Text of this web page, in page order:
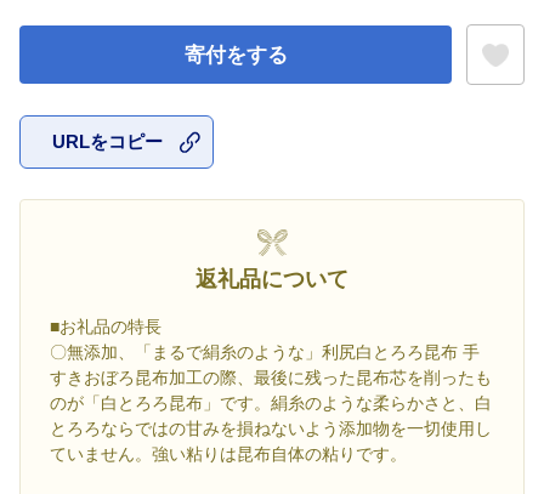
寄付をする
URLをコピー
返礼品について
■お礼品の特長
〇無添加、「まるで絹糸のような」利尻白とろろ昆布 手
すきおぼろ昆布加工の際、最後に残った昆布芯を削ったも
のが「白とろろ昆布」です。絹糸のような柔らかさと、白
とろろならではの甘みを損ねないよう添加物を一切使用し
ていません。強い粘りは昆布自体の粘りです。